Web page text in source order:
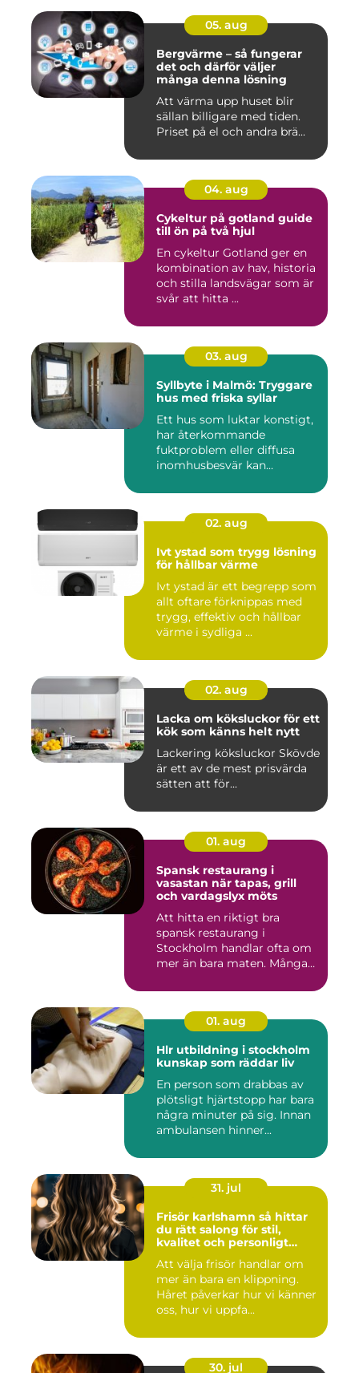
05. aug
Bergvärme – så fungerar
det och därför väljer
många denna lösning
Att värma upp huset blir
sällan billigare med tiden.
Priset på el och andra brä...
04. aug
Cykeltur på gotland guide
till ön på två hjul
En cykeltur Gotland ger en
kombination av hav, historia
och stilla landsvägar som är
svår att hitta ...
03. aug
Syllbyte i Malmö: Tryggare
hus med friska syllar
Ett hus som luktar konstigt,
har återkommande
fuktproblem eller diffusa
inomhusbesvär kan...
02. aug
Ivt ystad som trygg lösning
för hållbar värme
Ivt ystad är ett begrepp som
allt oftare förknippas med
trygg, effektiv och hållbar
värme i sydliga ...
02. aug
Lacka om köksluckor för ett
kök som känns helt nytt
Lackering köksluckor Skövde
är ett av de mest prisvärda
sätten att för...
01. aug
Spansk restaurang i
vasastan när tapas, grill
och vardagslyx möts
Att hitta en riktigt bra
spansk restaurang i
Stockholm handlar ofta om
mer än bara maten. Många
01. aug
Hlr utbildning i stockholm
kunskap som räddar liv
En person som drabbas av
plötsligt hjärtstopp har bara
några minuter på sig. Innan
ambulansen hinner...
31. jul
Frisör karlshamn så hittar
du rätt salong för stil,
kvalitet och personligt
Att välja frisör handlar om
mer än bara en klippning.
Håret påverkar hur vi känner
oss, hur vi uppfa...
30. jul